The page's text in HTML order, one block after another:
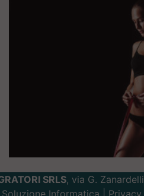
SRLS, via G.
Informatica
Privacy